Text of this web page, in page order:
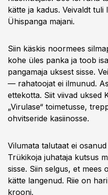
kätte ja kadus. Veivaldt tuli
Ühispanga majani.
Siin käskis noormees
kohe üles panka ja toob
pangamaja uksest sisse.
— rahatoojat ei ilmunud.
ettekotta. Siit viivad uksed
„Virulase“ toimetusse,
ohvitseride kasiinosse.
Vilumata talutaat ei
Trükikoja juhataja kutsus
sisse. Siin selgus, et mees
kätte langenud. Riie on
krooni.